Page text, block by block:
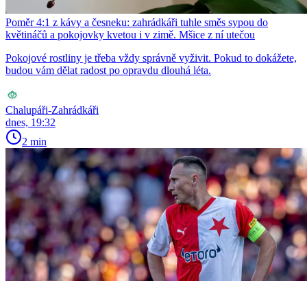
Poměr 4:1 z kávy a česneku: zahrádkáři tuhle směs sypou do
květináčů a pokojovky kvetou i v zimě. Mšice z ní utečou
Pokojové rostliny je třeba vždy správně vyživit. Pokud to dokážete,
budou vám dělat radost po opravdu dlouhá léta.
Chalupáři-Zahrádkáři
dnes, 19:32
2 min